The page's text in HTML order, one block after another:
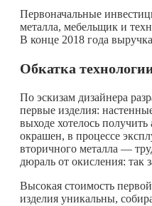
Первоначальные
металла, мебельщик и
В конце 2018 года
Обкатка
По эскизам дизайнера
первые изделия:
выходе хотелось
окрашен, в процессе
вторичного металла —
дюраль от окисления: так
Высокая стоимость
изделия уникальны,